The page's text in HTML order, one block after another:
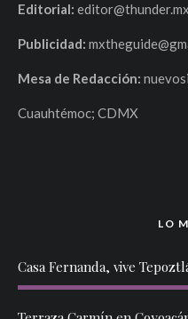
Editorial: editor@thunder.mx
Publicidad:
Mesa de Redacción:
Cuauhtémoc; CDMX
LO
Casa Fernanda, vive